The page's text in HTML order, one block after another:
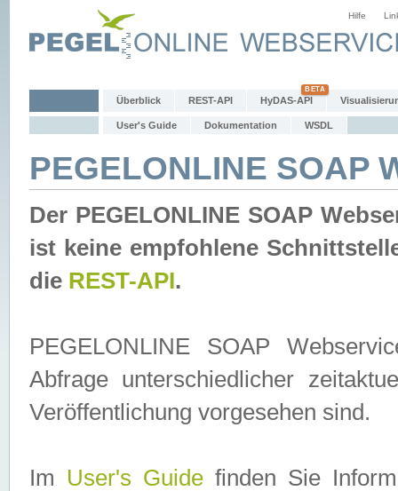
Hilfe
Überblick REST-API HyDAS-API
User's Guide Dokumentation WSDL
PEGELONLINE SOAP
Der PEGELONLINE SOAP
ist keine empfohlene
die REST-API.
PEGELONLINE SOAP
Abfrage unterschiedlicher
Veröffentlichung vorgesehen sind.
Im User's Guidefinden Sie